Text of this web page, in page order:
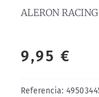
ALERON
9,95 €
Referencia: